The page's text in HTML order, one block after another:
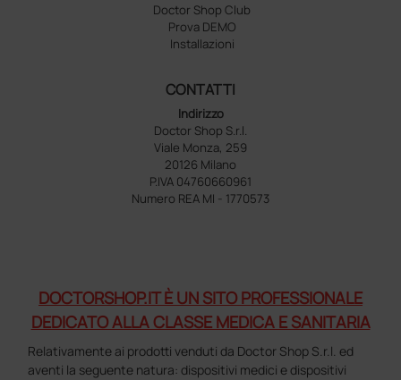
Doctor Shop Club
Prova DEMO
Installazioni
CONTATTI
Indirizzo
Doctor Shop S.r.l.
Viale Monza, 259
20126 Milano
P.IVA 04760660961
Numero REA MI - 1770573
DOCTORSHOP.IT È UN SITO PROFESSIONALE
DEDICATO ALLA CLASSE MEDICA E SANITARIA
Relativamente ai prodotti venduti da Doctor Shop S.r.l. ed
aventi la seguente natura: dispositivi medici e dispositivi